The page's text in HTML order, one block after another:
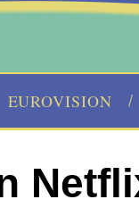
EUROVISION